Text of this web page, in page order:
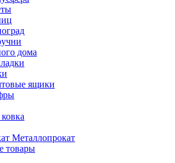
дома
ящики
Металлопрокат
товары